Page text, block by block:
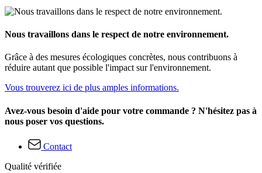
Nous travaillons dans le respect de notre environnement.
Grâce à des mesures écologiques concrètes, nous contribuons à
réduire autant que possible l'impact sur l'environnement.
Vous trouverez ici de plus amples informations.
Avez-vous besoin d'aide pour votre commande ? N'hésitez pas à
nous poser vos questions.
Contact
Qualité vérifiée